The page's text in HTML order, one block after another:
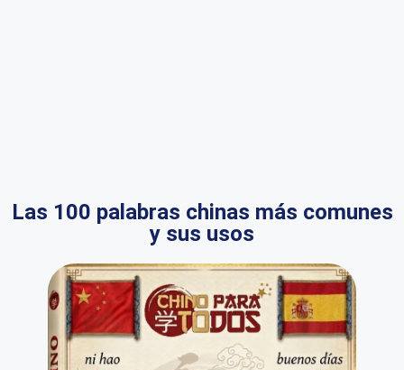
Las 100 palabras chinas más comunes
y sus usos